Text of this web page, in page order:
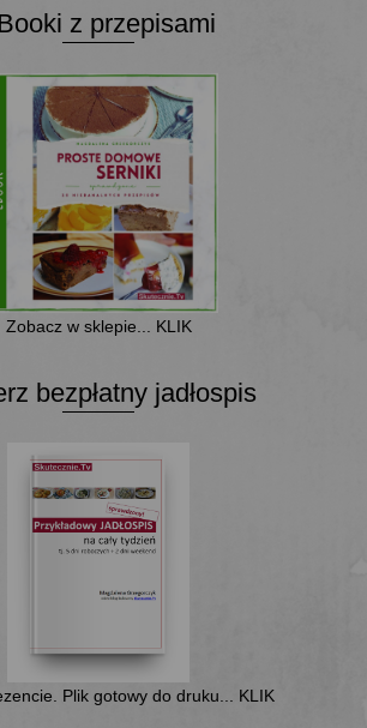
z przepisami
Zobacz w sklepie... KLIK
bezpłatny jadłospis
Plik gotowy do druku... KLIK